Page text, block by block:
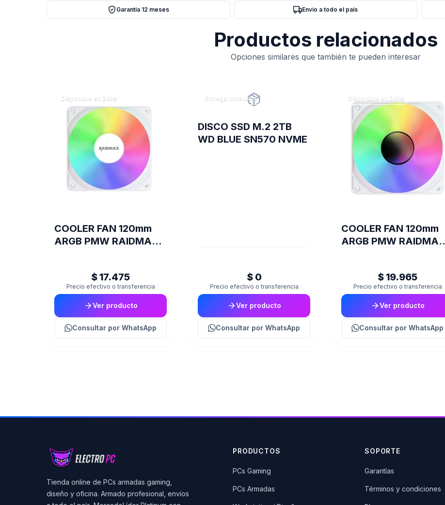
cantidad
Garantía 12 meses Envío a todo el país
Productos relacionados
Opciones similares que también te pueden interesar
Disponible en 24hs
COOLER FAN 120mm
ARGB PMW RAIDMAX
$ 17.475
Precio efectivo o transferencia
Ver producto
Consultar por WhatsApp
Entrega inmediata
DISCO SSD M.2 2TB
WD BLUE SN570 NVME
$ 0
Precio efectivo o transferencia
Ver producto
Consultar por WhatsApp
Disponible en 24hs
COOLER FAN 120mm
ARGB PMW RAIDMAX
$ 19.965
Precio efectivo o transferencia
Ver producto
Consultar por WhatsApp
Tienda online de PCs armadas gaming,
diseño y oficina. Armado profesional, envíos
PRODUCTOS
PCs Gaming
PCs Armadas
SOPORTE
Garantías
Términos y condiciones